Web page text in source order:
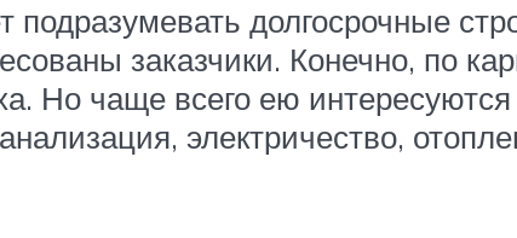
долгосрочные
заказчики. Конечно, по
Но чаще всего ею
электричество,